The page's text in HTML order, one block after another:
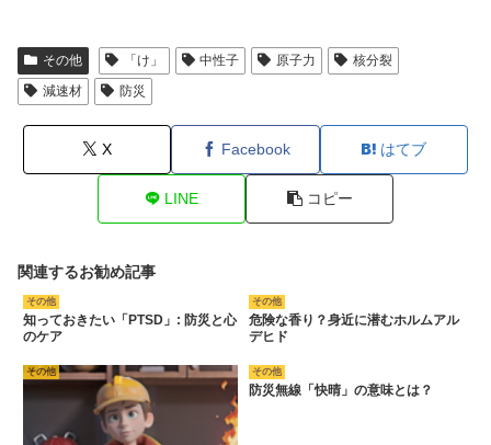
その他 「け」 中性子 原子力
核分裂
減速材
防災
X Facebook はてブ
LINE コピー
関連するお勧め記事
その他
知っておきたい「PTSD」: 防災と心
のケア
その他
危険な香り？身近に潜むホルムアル
デヒド
その他 その他
防災無線「快晴」の意味とは？